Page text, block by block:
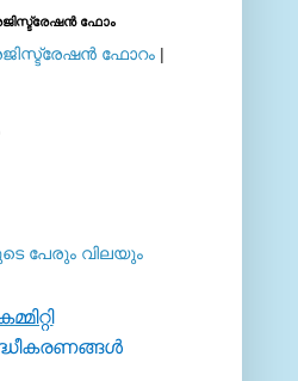
ഫോം
ഫോറം |
പേരും വിലയും